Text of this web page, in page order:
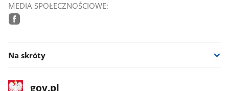
MEDIA SPOŁECZNOŚCIOWE:
Na skróty
stopkaStrona
gov.pl